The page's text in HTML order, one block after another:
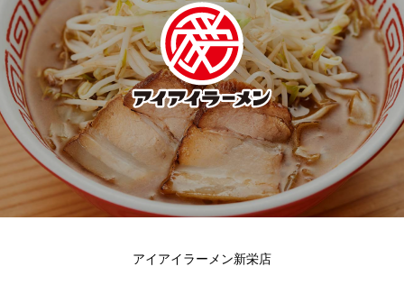
アイアイラーメン新栄店